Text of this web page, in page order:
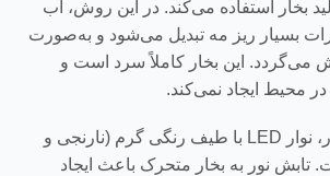
بخار استفاده می‌کند. در این روش، آب
بسیار ریز مه تبدیل می‌شود و به‌صورت
می‌گردد. این بخار کاملاً سرد است و
محیط ایجاد نمی‌کند.
در بخش خروجی بخار، نوار LED با طیف رنگی گرم (نارنجی و
تابش نور به بخار متحرک باعث ایجاد